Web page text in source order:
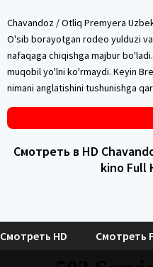
Chavandoz / Otliq Premyera
O'sib borayotgan rodeo yulduzi
nafaqaga chiqishga majbur
muqobil yo'lni ko'rmaydi. Keyin
nimani anglatishini tushunishga
Смотреть в HD
kino Full
Смотреть HD Смотреть